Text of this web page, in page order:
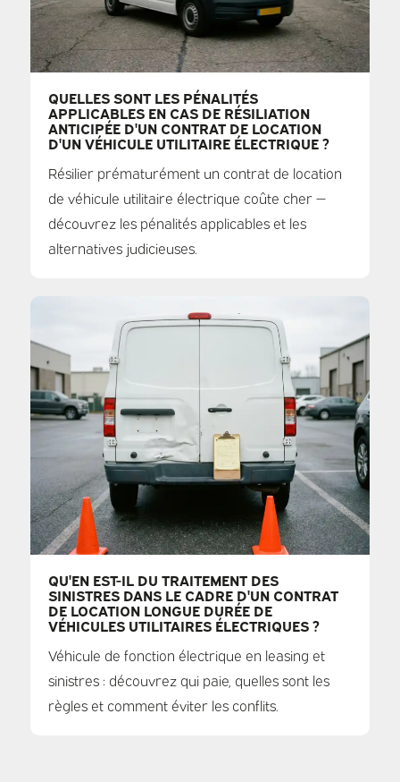
QUELLES SONT LES PÉNALITÉS
APPLICABLES EN CAS DE RÉSILIATION
ANTICIPÉE D'UN CONTRAT DE LOCATION
D'UN VÉHICULE UTILITAIRE ÉLECTRIQUE ?
Résilier prématurément un contrat de location
de véhicule utilitaire électrique coûte cher —
découvrez les pénalités applicables et les
alternatives judicieuses.
QU'EN EST-IL DU TRAITEMENT DES
SINISTRES DANS LE CADRE D'UN CONTRAT
DE LOCATION LONGUE DURÉE DE
VÉHICULES UTILITAIRES ÉLECTRIQUES ?
Véhicule de fonction électrique en leasing et
sinistres : découvrez qui paie, quelles sont les
règles et comment éviter les conflits.